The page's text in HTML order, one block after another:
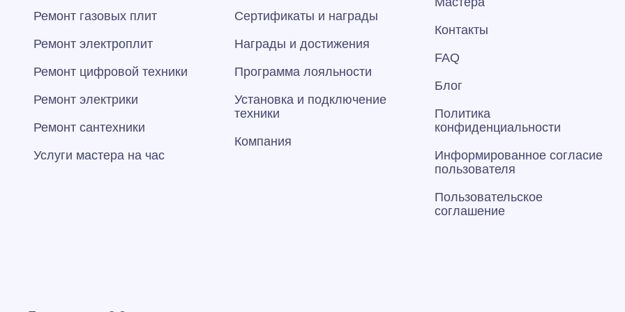
Ремонт газовых плит
Ремонт электроплит
Ремонт цифровой техники
Ремонт электрики
Ремонт сантехники
Услуги мастера на час
Сертификаты и награды
Награды и достижения
Программа лояльности
Установка и подключение
техники
Компания
Контакты
FAQ
Блог
Политика
конфиденциальности
Информированное согласие
пользователя
Пользовательское
соглашение